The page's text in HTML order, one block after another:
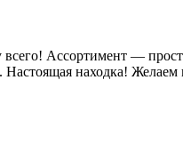
Ассортимент —
находка!